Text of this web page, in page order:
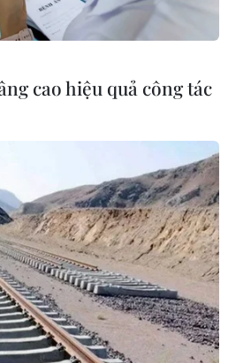
tư 575 tỷ đồng vào
Hòa Bình
cung cấp sản phẩm với mức
Bình khi dự thầu để có
cao hiệu quả công tác